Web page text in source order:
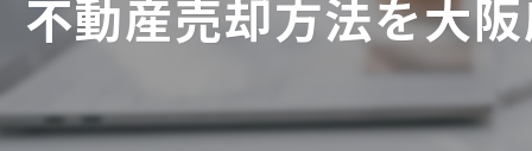
不動産売却方法を大